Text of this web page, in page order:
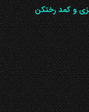
و کمد رختکن